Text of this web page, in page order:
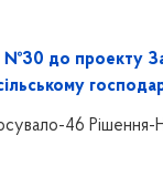
№30 до проекту
46 Рішення-